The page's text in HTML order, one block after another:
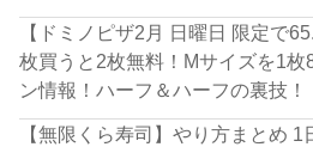
【ドミノピザ2月 日曜日 限定で
枚買うと2枚無料！Mサイズを1
ン情報！ハーフ＆ハーフの裏技！
【無限くら寿司】やり方まとめ 1